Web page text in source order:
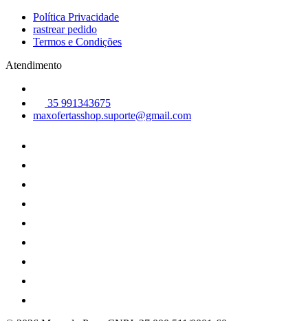
Política Privacidade
rastrear pedido
Termos e Condições
Atendimento
35 991343675
maxofertasshop.suporte@gmail.com